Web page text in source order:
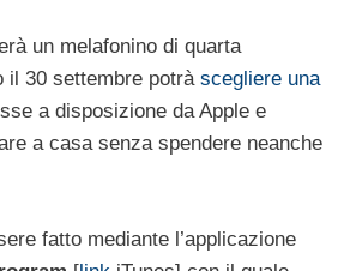
un melafonino di quarta
il 30 settembre potrà scegliere una
a disposizione da Apple e
a casa senza spendere neanche
fatto mediante l’applicazione